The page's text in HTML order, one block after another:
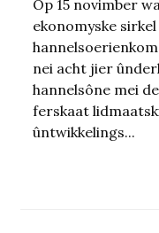
Op 15 novimber
ekonomyske
nei acht jier
hannelsône mei
ferskaat
ûntwikkelings...